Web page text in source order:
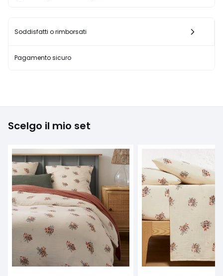
sconto
Soddisfatti o rimborsati
Pagamento sicuro
Scelgo il mio set